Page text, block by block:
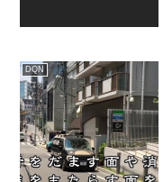
DQN